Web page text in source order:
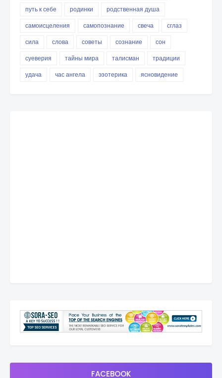
путь к себе
родинки
родственная душа
самоисцеления
самопознание свеча
сглаз
сила
слова советы сознание
сон
суеверия
тайны мира талисман
традиции
удача
час ангела эзотерика ясновидение
FACEBOOK